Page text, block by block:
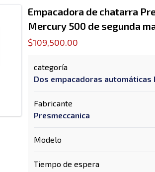
Empacadora de chatarra
Mercury 500 de segunda
$109,500.00
categoría
Dos empacadoras automáticas
Fabricante
Presmeccanica
Modelo
Tiempo de espera